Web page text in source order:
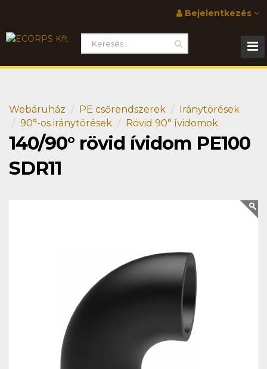
Bejelentkezés
Webáruház PE csőrendszerek
Iránytörések
90°-os iránytörések
Rövid 90° ívidomok
140/90° rövid ívidom PE100
SDR11